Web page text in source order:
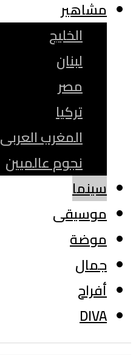
مشاهير
الخليج
لبنان
مصر
تركيا
المغرب العربى
نجوم عالميين
سينما
موسيقى
موضة
جمال
أفراح
DIVA